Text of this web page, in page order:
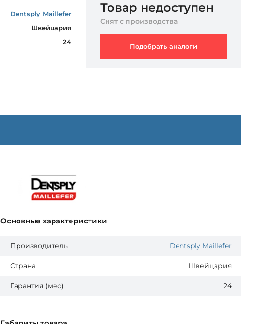
Dentsply Maillefer
Швейцария
24
Товар недоступен
Снят с производства
Подобрать аналоги
Основные характеристики
Производитель Dentsply Maillefer
Страна Швейцария
Гарантия (мес) 24